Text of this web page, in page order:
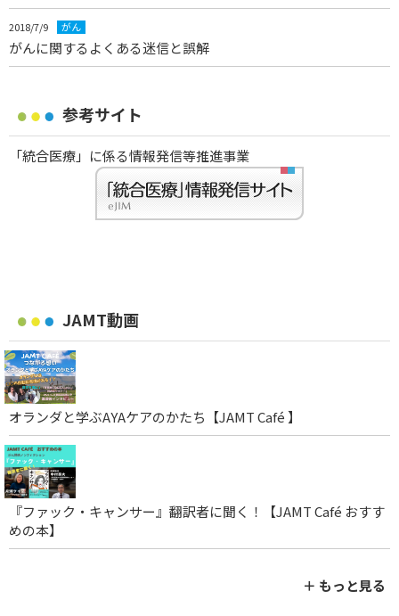
2018/7/9 がん
がんに関するよくある迷信と誤解
参考サイト
「統合医療」に係る情報発信等推進事業
JAMT動画
オランダと学ぶAYAケアのかたち【JAMT Café 】
『ファック・キャンサー』翻訳者に聞く！【JAMT Café おすす
めの本】
＋ もっと見る